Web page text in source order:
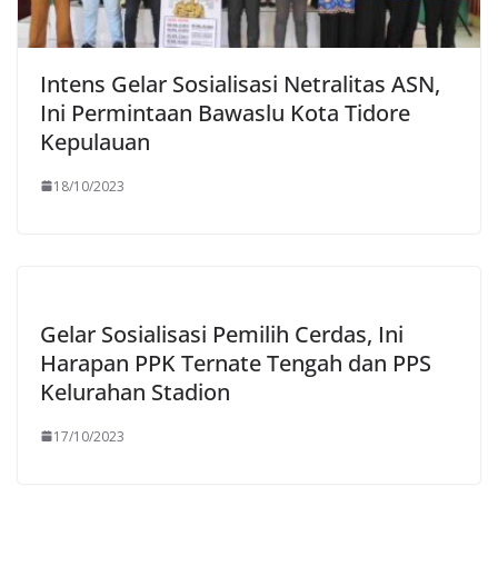
Intens Gelar Sosialisasi Netralitas ASN,
Ini Permintaan Bawaslu Kota Tidore
Kepulauan
18/10/2023
Gelar Sosialisasi Pemilih Cerdas, Ini
Harapan PPK Ternate Tengah dan PPS
Kelurahan Stadion
17/10/2023